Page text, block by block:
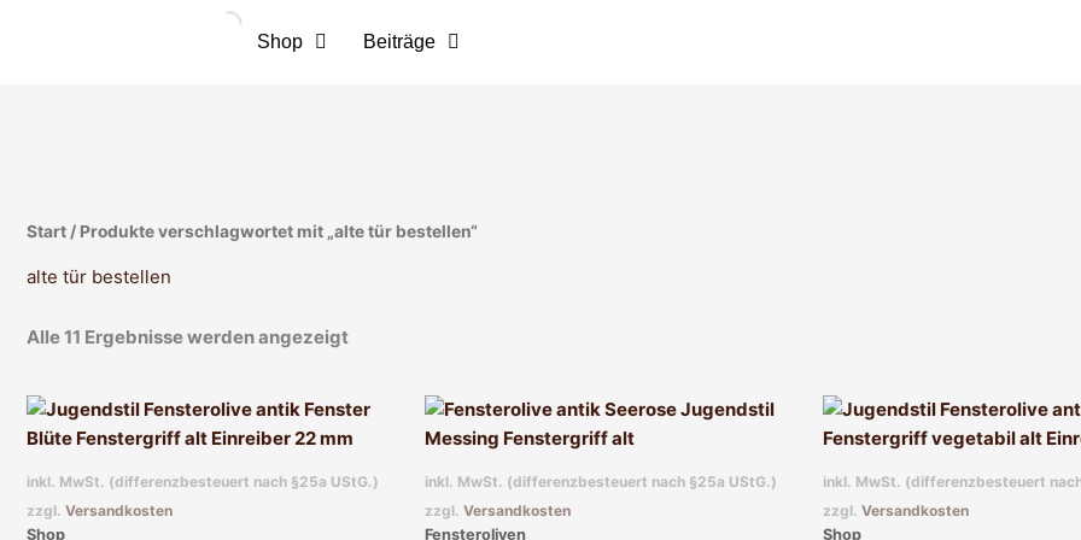
Shop Beiträge
Start / Produkte verschlagwortet mit „alte tür bestellen“
alte tür bestellen
Alle 11 Ergebnisse werden angezeigt
inkl. MwSt. (differenzbesteuert nach §25a UStG.)
zzgl. Versandkosten
Shop
inkl. MwSt. (differenzbesteuert nach §25a UStG.)
zzgl. Versandkosten
Fensteroliven
inkl. MwSt. (differenzbesteuert
zzgl. Versandkosten
Shop